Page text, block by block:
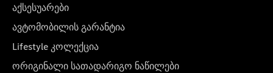
აქსესუარები
ავტომობილის გარანტია
Lifestyle კოლექცია
ორიგინალი სათადარიგო ნაწილები